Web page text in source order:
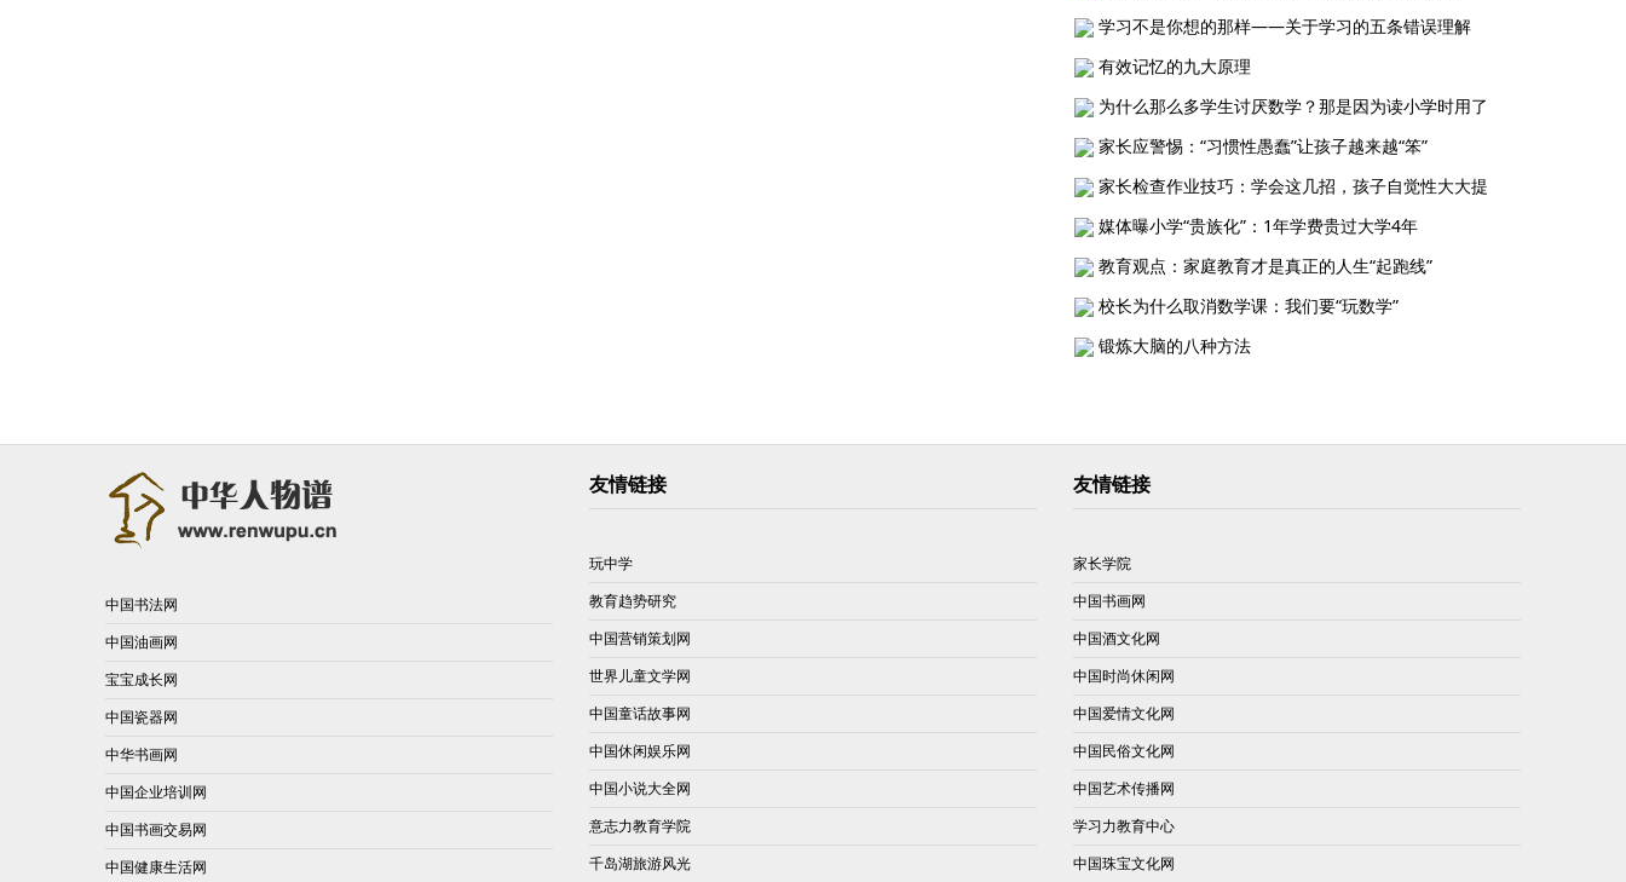
学习不是你想的那样——关于学习的五条错误理解
有效记忆的九大原理
为什么那么多学生讨厌数学？那是因为读小学时用了
家长应警惕：“习惯性愚蠢”让孩子越来越“笨”
家长检查作业技巧：学会这几招，孩子自觉性大大提
媒体曝小学“贵族化”：1年学费贵过大学4年
教育观点：家庭教育才是真正的人生“起跑线”
校长为什么取消数学课：我们要“玩数学”
锻炼大脑的八种方法
中国书法网
中国油画网
宝宝成长网
中国瓷器网
中华书画网
中国企业培训网
中国书画交易网
中国健康生活网
友情链接
玩中学
教育趋势研究
中国营销策划网
世界儿童文学网
中国童话故事网
中国休闲娱乐网
中国小说大全网
意志力教育学院
千岛湖旅游风光
友情链接
家长学院
中国书画网
中国酒文化网
中国时尚休闲网
中国爱情文化网
中国民俗文化网
中国艺术传播网
学习力教育中心
中国珠宝文化网